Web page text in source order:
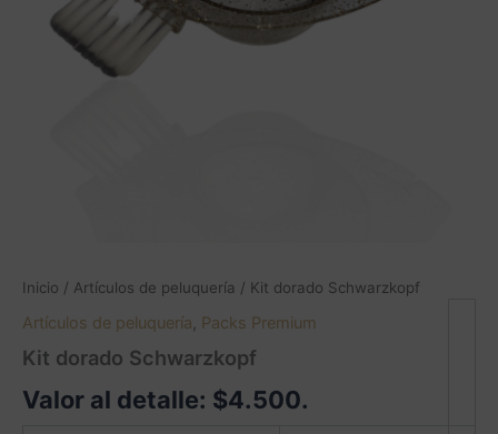
Inicio / Artículos de peluquería / Kit dorado Schwarzkopf
Artículos de peluquería, Packs Premium
Kit dorado Schwarzkopf
Valor al detalle: $4.500.